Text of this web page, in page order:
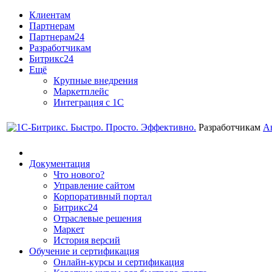
Клиентам
Партнерам
Партнерам24
Разработчикам
Битрикс24
Ещё
Крупные внедрения
Маркетплейс
Интеграция с 1С
Разработчикам
Документация
Что нового?
Управление сайтом
Корпоративный портал
Битрикс24
Отраслевые решения
Маркет
История версий
Обучение и сертификация
Онлайн-курсы и сертификация